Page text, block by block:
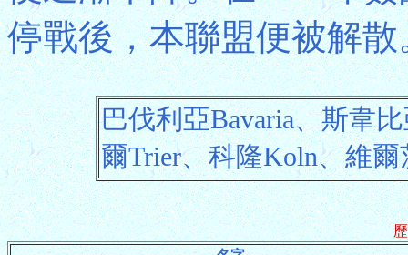
停戰後，本聯盟便被解散
巴伐利亞Bavaria、斯韋
爾Trier、科隆Koln、維爾